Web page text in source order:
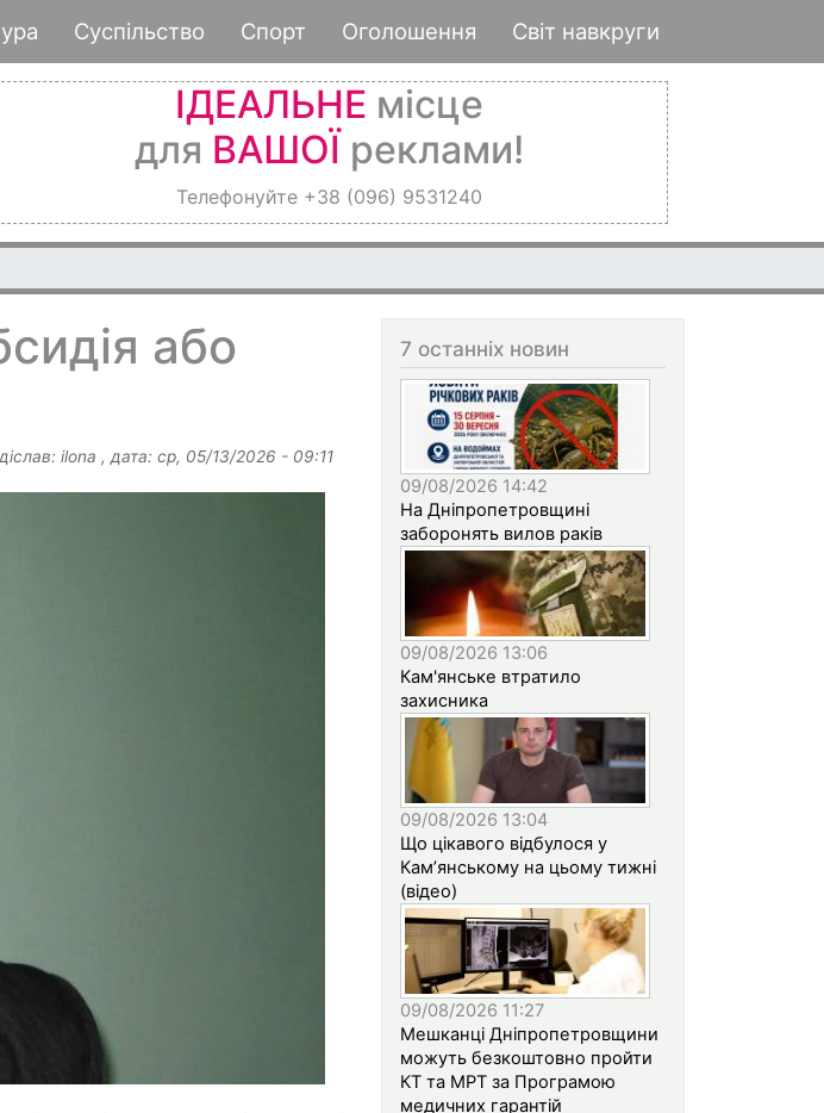
до
основного
Суспільство Спорт Оголошення Світ навкруги
ІДЕАЛЬНЕ місце
для ВАШОЇ реклами!
Телефонуйте +38 (096) 9531240
або
ilona , дата: ср, 05/13/2026 - 09:11
7 останніх новин
09/08/2026 14:42
На Дніпропетровщині
заборонять вилов раків
09/08/2026 13:06
Кам'янське втратило
захисника
09/08/2026 13:04
Що цікавого відбулося у
Кам’янському на цьому тижні
(відео)
09/08/2026 11:27
Мешканці Дніпропетровщини
можуть безкоштовно пройти
КТ та МРТ за Програмою
медичних гарантій